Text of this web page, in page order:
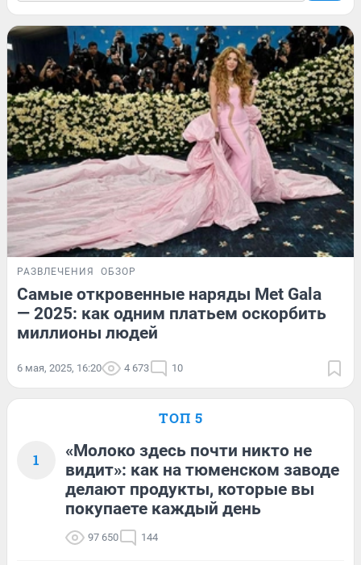
РАЗВЛЕЧЕНИЯ ОБЗОР
Самые откровенные наряды Met Gala
— 2025: как одним платьем оскорбить
миллионы людей
6 мая, 2025, 16:20 4 673 10
ТОП 5
1
«Молоко здесь почти никто не
видит»: как на тюменском заводе
делают продукты, которые вы
покупаете каждый день
97 650 144